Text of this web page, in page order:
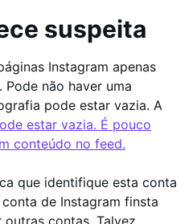
suspeita
Instagram apenas
não haver uma
pode estar vazia. A
estar vazia. É pouco
conteúdo no feed.
que identifique esta conta
de Instagram finsta
contas. Talvez